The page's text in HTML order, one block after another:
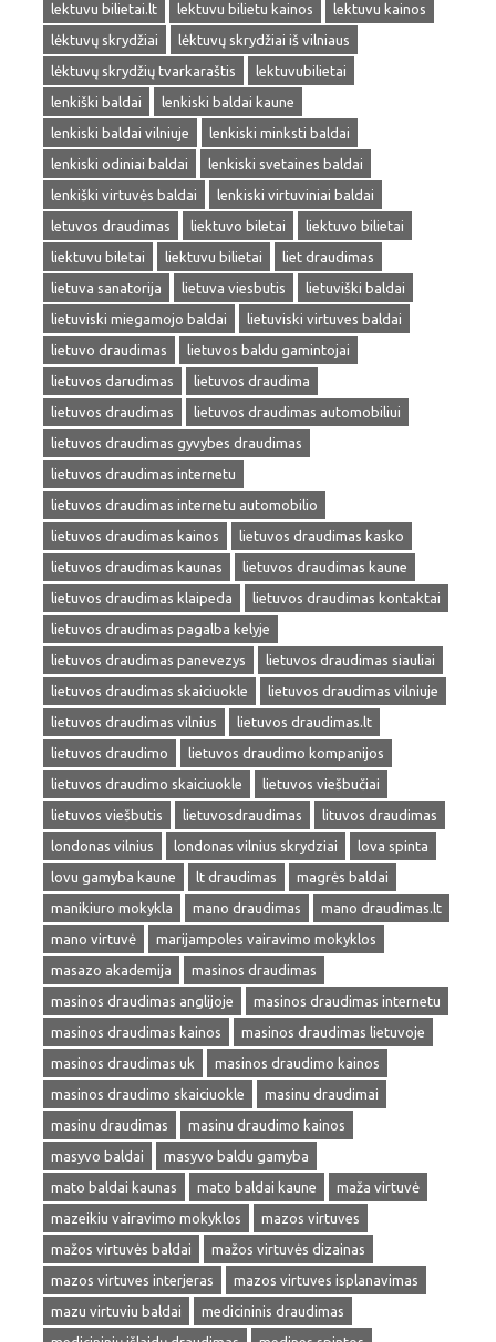
lektuvu bilietai.lt
lektuvu bilietu kainos
lektuvu kainos
lėktuvų skrydžiai
lėktuvų skrydžiai iš vilniaus
lėktuvų skrydžių tvarkaraštis
lektuvubilietai
lenkiški baldai
lenkiski baldai kaune
lenkiski baldai vilniuje
lenkiski minksti baldai
lenkiski odiniai baldai
lenkiski svetaines baldai
lenkiški virtuvės baldai
lenkiski virtuviniai baldai
letuvos draudimas
liektuvo biletai
liektuvo bilietai
liektuvu biletai
liektuvu bilietai
liet draudimas
lietuva sanatorija
lietuva viesbutis
lietuviški baldai
lietuviski miegamojo baldai
lietuviski virtuves baldai
lietuvo draudimas
lietuvos baldu gamintojai
lietuvos darudimas
lietuvos draudima
lietuvos draudimas
lietuvos draudimas automobiliui
lietuvos draudimas gyvybes draudimas
lietuvos draudimas internetu
lietuvos draudimas internetu automobilio
lietuvos draudimas kainos
lietuvos draudimas kasko
lietuvos draudimas kaunas
lietuvos draudimas kaune
lietuvos draudimas klaipeda
lietuvos draudimas kontaktai
lietuvos draudimas pagalba kelyje
lietuvos draudimas panevezys
lietuvos draudimas siauliai
lietuvos draudimas skaiciuokle
lietuvos draudimas vilniuje
lietuvos draudimas vilnius
lietuvos draudimas.lt
lietuvos draudimo
lietuvos draudimo kompanijos
lietuvos draudimo skaiciuokle
lietuvos viešbučiai
lietuvos viešbutis
lietuvosdraudimas
lituvos draudimas
londonas vilnius
londonas vilnius skrydziai
lova spinta
lovu gamyba kaune
lt draudimas
magrės baldai
manikiuro mokykla
mano draudimas
mano draudimas.lt
mano virtuvė
marijampoles vairavimo mokyklos
masazo akademija
masinos draudimas
masinos draudimas anglijoje
masinos draudimas internetu
masinos draudimas kainos
masinos draudimas lietuvoje
masinos draudimas uk
masinos draudimo kainos
masinos draudimo skaiciuokle
masinu draudimai
masinu draudimas
masinu draudimo kainos
masyvo baldai
masyvo baldu gamyba
mato baldai kaunas
mato baldai kaune
maža virtuvė
mazeikiu vairavimo mokyklos
mazos virtuves
mažos virtuvės baldai
mažos virtuvės dizainas
mazos virtuves interjeras
mazos virtuves isplanavimas
mazu virtuviu baldai
medicininis draudimas